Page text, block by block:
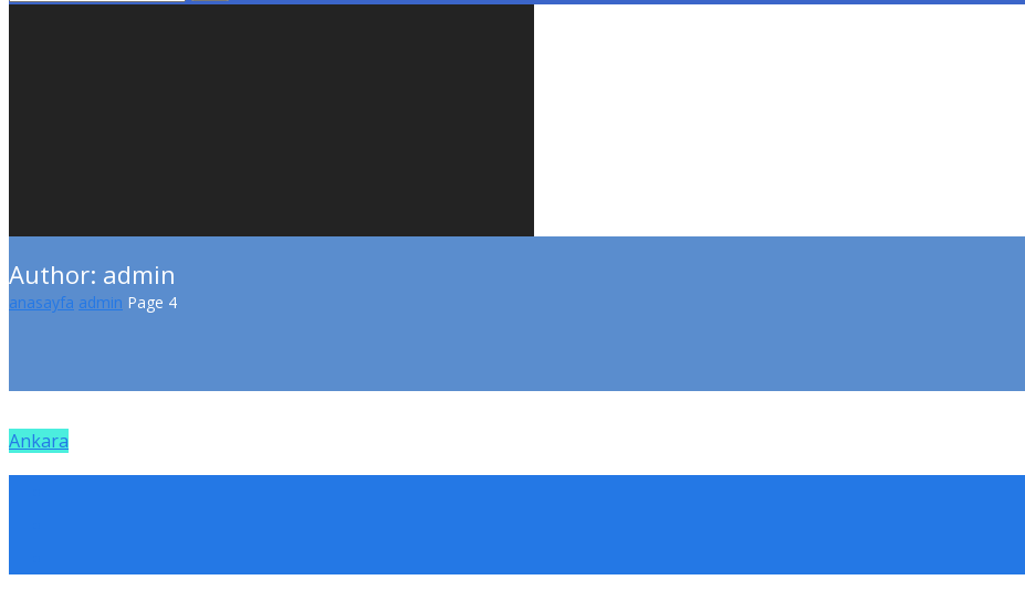
Author: admin
anasayfa admin Page 4
Ankara